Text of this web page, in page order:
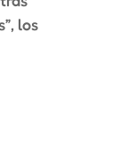
los